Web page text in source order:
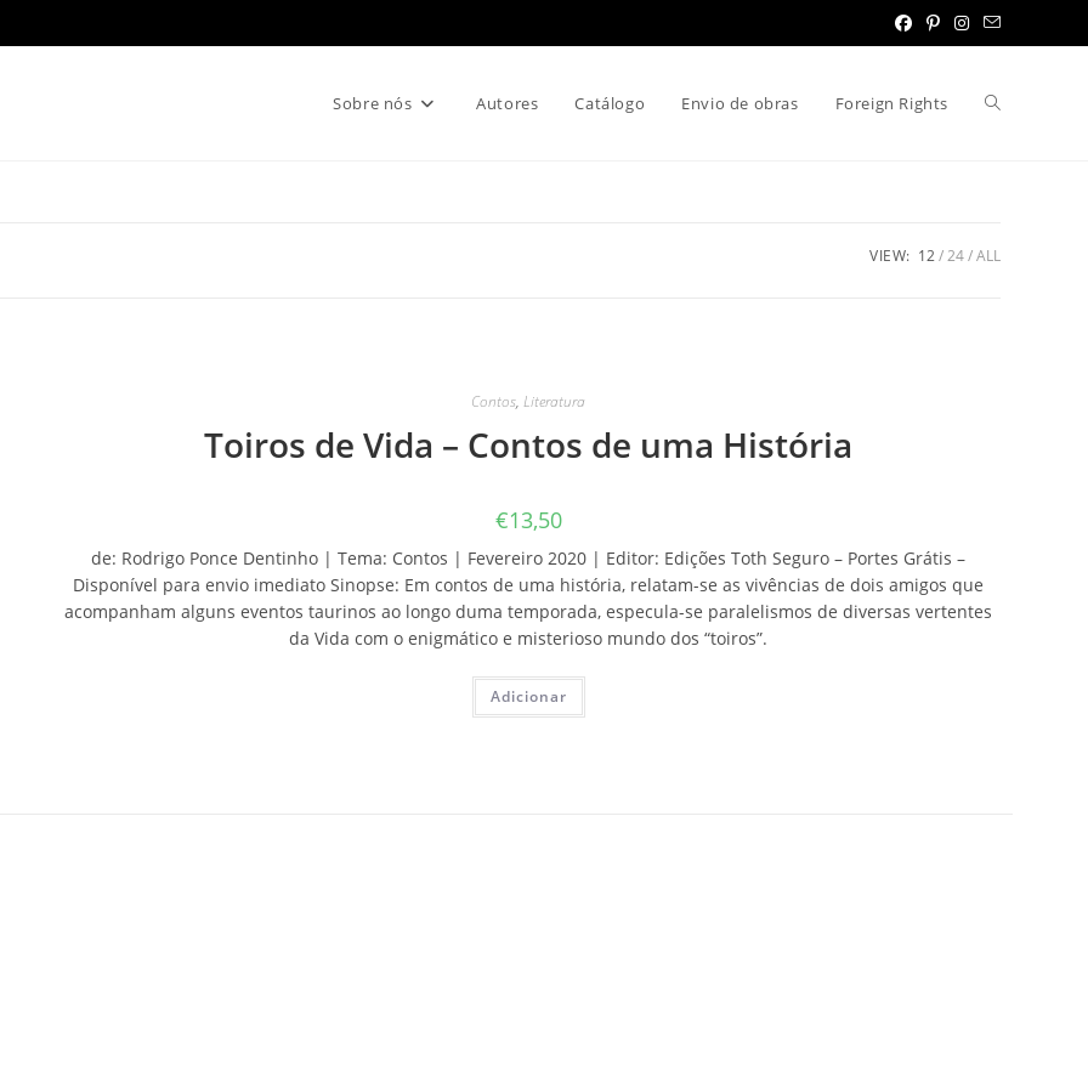
Sobre nós Autores Catálogo Envio de obras Foreign Rights Toggle
VIEW: 12 24 ALL
Contos,Literatura
Toiros de Vida – Contos de uma História
€13,50
de: Rodrigo Ponce Dentinho | Tema: Contos | Fevereiro 2020 | Editor: Edições Toth Seguro – Portes Grátis –
Disponível para envio imediato Sinopse: Em contos de uma história, relatam-se as vivências de dois amigos que
acompanham alguns eventos taurinos ao longo duma temporada, especula-se paralelismos de diversas vertentes
da Vida com o enigmático e misterioso mundo dos “toiros”.
Adicionar